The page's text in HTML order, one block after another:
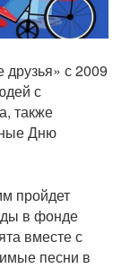
с 2009
с
также
Дню
пройдет
в фонде
вместе с
песни в